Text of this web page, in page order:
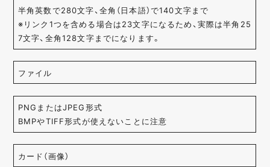
半角英数で280文字、全角（日本語）で140文字まで
※リンク1つを含める場合は23文字になるため、実際は半角25
7文字、全角128文字までになります。
ファイル
PNGまたはJPEG形式
BMPやTIFF形式が使えないことに注意
カード（画像）